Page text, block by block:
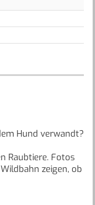
Hund verwandt?
Raubtiere. Fotos
zeigen, ob